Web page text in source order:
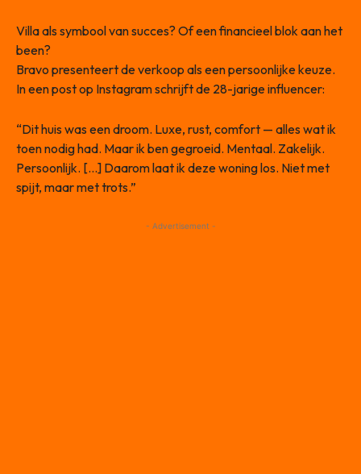
Villa als symbool van succes? Of een financieel blok aan het
been?
Bravo presenteert de verkoop als een persoonlijke keuze.
In een post op Instagram schrijft de 28-jarige influencer:
“Dit huis was een droom. Luxe, rust, comfort — alles wat ik
toen nodig had. Maar ik ben gegroeid. Mentaal. Zakelijk.
Persoonlijk. […] Daarom laat ik deze woning los. Niet met
spijt, maar met trots.”
- Advertisement -